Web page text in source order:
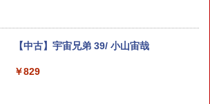
葬送のフリーレン（5） （少年サンデー
【中古】宇宙兄弟 39/ 小山宙哉
￥829